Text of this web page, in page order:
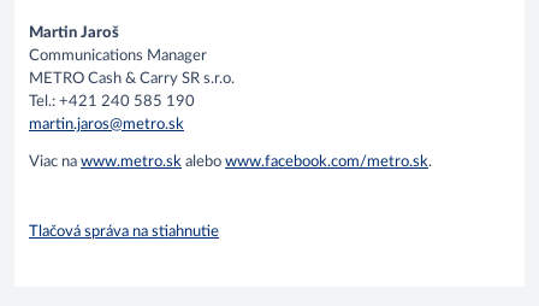
Martin Jaroš
Communications Manager
METRO Cash & Carry SR s.r.o.
Tel.: +421 240 585 190
martin.jaros@metro.sk
Viac na www.metro.sk alebo www.facebook.com/metro.sk.
Tlačová správa na stiahnutie